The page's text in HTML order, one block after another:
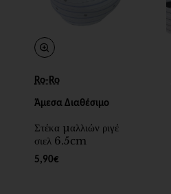
Ro-Ro
Άμεσα Διαθέσιμο
Στέκα μαλλιών ριγέ
σιελ 6.5cm
5,90€